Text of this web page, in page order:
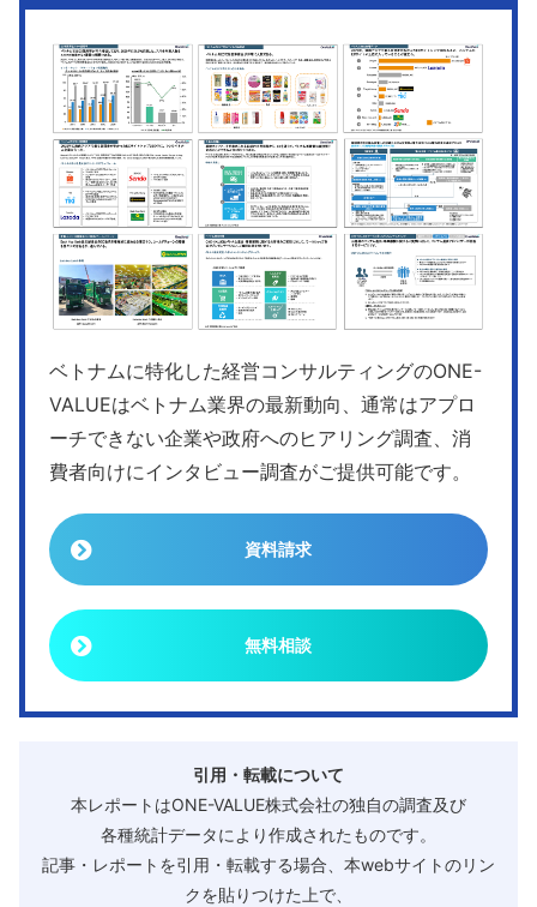
ベトナムに特化した経営コンサルティングのONE-
VALUEはベトナム業界の最新動向、通常はアプロ
ーチできない企業や政府へのヒアリング調査、消
費者向けにインタビュー調査がご提供可能です。
資料請求
無料相談
引用・転載について
本レポートはONE-VALUE株式会社の独自の調査及び
各種統計データにより作成されたものです。
記事・レポートを引用・転載する場合、本webサイトのリン
クを貼りつけた上で、